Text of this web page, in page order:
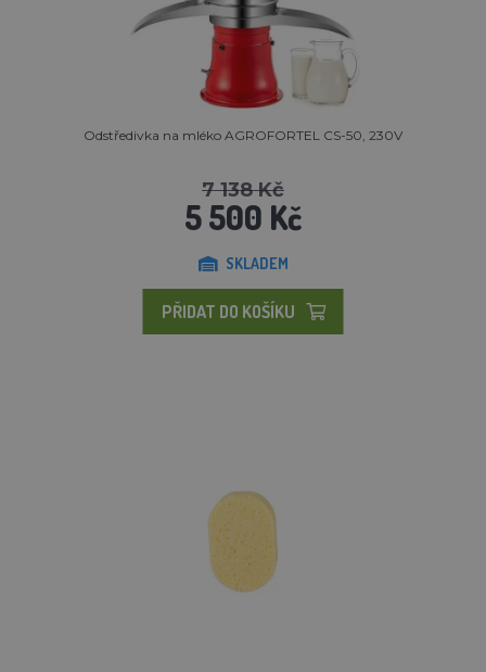
Odstředivka na mléko AGROFORTEL CS-50, 230V
7 138 Kč
5 500 Kč
SKLADEM
PŘIDAT DO KOŠÍKU